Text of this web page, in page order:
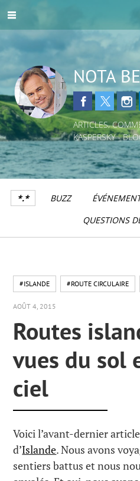
NOTA
ARTICLES,
KASPERSKY -
*.* BUZZ
QUESTIONS
#ISLANDE #ROUTE CIRCULAIRE
AOÛT 4, 2015
Routes
vues du sol
ciel
Voici l’avant-dernier
d’Islande. Nous avons
sentiers battus et nous